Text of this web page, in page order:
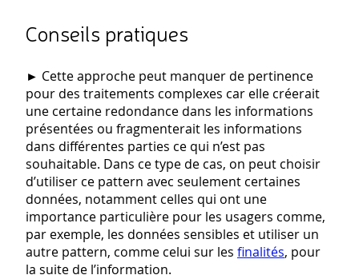
Conseils pratiques
► Cette approche peut manquer de pertinence
pour des traitements complexes car elle créerait
une certaine redondance dans les informations
présentées ou fragmenterait les informations
dans différentes parties ce qui n’est pas
souhaitable. Dans ce type de cas, on peut choisir
d’utiliser ce pattern avec seulement certaines
données, notamment celles qui ont une
importance particulière pour les usagers comme,
par exemple, les données sensibles et utiliser un
autre pattern, comme celui sur les finalités, pour
la suite de l’information.